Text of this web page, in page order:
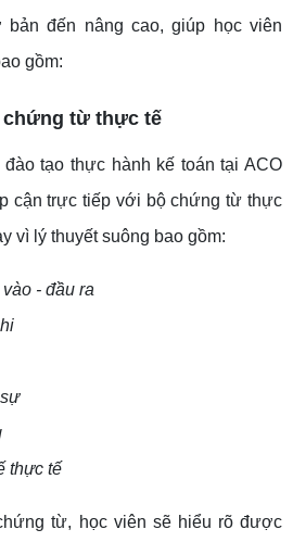
đến nâng cao, giúp học viên
gồm:
chứng từ thực tế
tạo thực hành kế toán tại ACO
cận trực tiếp với bộ chứng từ thực
vì lý thuyết suông bao gồm:
- đầu ra
thực tế
từ, học viên sẽ hiểu rõ được